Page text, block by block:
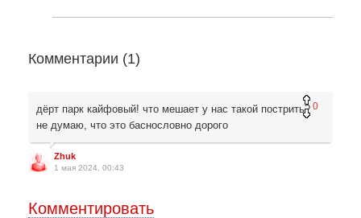
Комментарии (1)
0
дёрт парк кайфовый! что мешает у нас такой пострить?
не думаю, что это баснословно дорого
Zhuk
1 мая 2024, 00:43
Комментировать